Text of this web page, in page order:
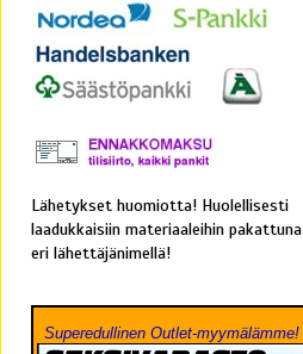
Lähetykset huomiotta! Huolellisesti
laadukkaisiin materiaaleihin pakattuna
eri lähettäjänimellä!
Superedullinen Outlet-myymälämme!